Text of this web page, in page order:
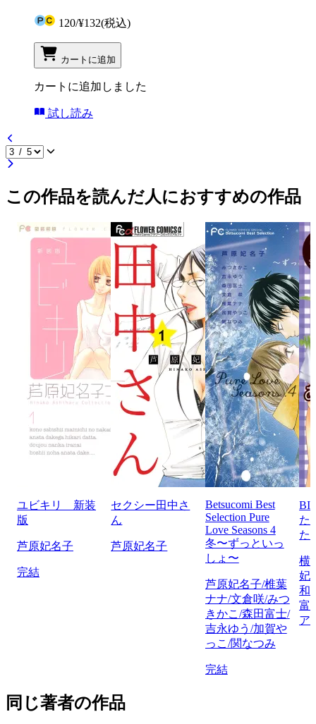
120/¥132(税込)
カートに追加
カートに追加しました
試し読み
この作品を読んだ人におすすめの作品
ユビキリ 新装
版
芦原妃名子
完結
セクシー田中さ
ん
芦原妃名子
Betsucomi Best
Selection Pure
Love Seasons 4
冬〜ずっといっ
しょ〜
芦原妃名子/椎葉
ナナ/文倉咲/みつ
きかこ/森田富士/
吉永ゆう/加賀や
っこ/関なつみ
完結
た
た
横
妃
和
富
ア
同じ著者の作品